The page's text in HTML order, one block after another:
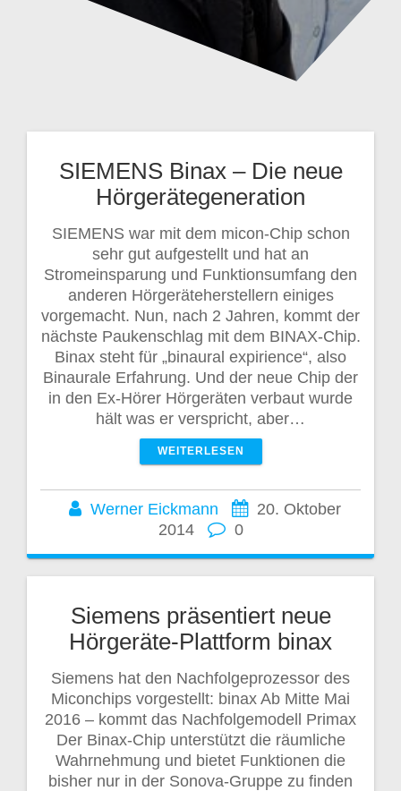
SIEMENS Binax – Die neue
Hörgerätegeneration
SIEMENS war mit dem micon-Chip schon
sehr gut aufgestellt und hat an
Stromeinsparung und Funktionsumfang den
anderen Hörgeräteherstellern einiges
vorgemacht. Nun, nach 2 Jahren, kommt der
nächste Paukenschlag mit dem BINAX-Chip.
Binax steht für „binaural expirience“, also
Binaurale Erfahrung. Und der neue Chip der
in den Ex-Hörer Hörgeräten verbaut wurde
hält was er verspricht, aber…
WEITERLESEN
Werner Eickmann
20. Oktober
2014
0
Siemens präsentiert neue
Hörgeräte-Plattform binax
Siemens hat den Nachfolgeprozessor des
Miconchips vorgestellt: binax Ab Mitte Mai
2016 – kommt das Nachfolgemodell Primax
Der Binax-Chip unterstützt die räumliche
Wahrnehmung und bietet Funktionen die
bisher nur in der Sonova-Gruppe zu finden